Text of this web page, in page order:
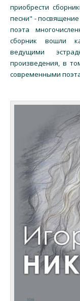
приобрести
песни" - посвящение
поэта
сборник вошли
ведущими
произведения, в
современными